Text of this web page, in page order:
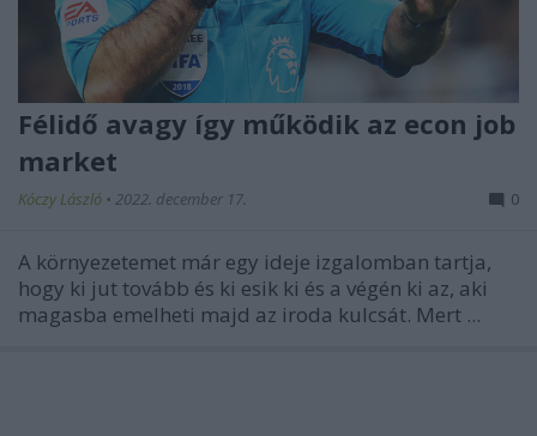
Félidő avagy így működik az econ job
market
Kóczy László • 2022. december 17. 0
A környezetemet már egy ideje izgalomban tartja,
hogy ki jut tovább és ki esik ki és a végén ki az, aki
magasba emelheti majd az iroda kulcsát. Mert ...